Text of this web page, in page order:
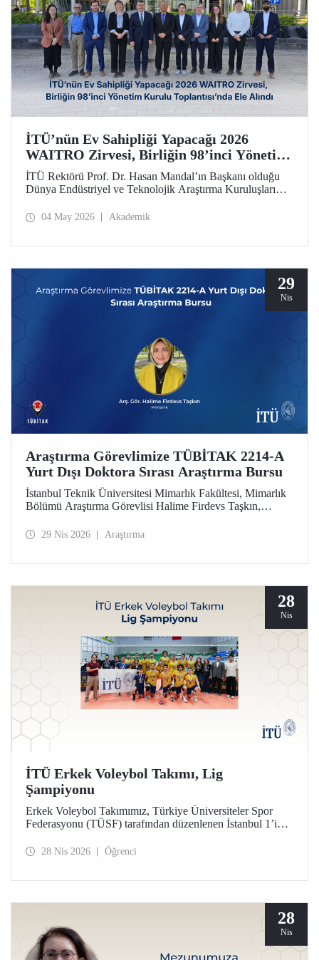
İTÜ’nün Ev Sahipliği Yapacağı 2026
WAITRO Zirvesi, Birliğin 98’inci Yönetim
Kurulu Toplantısı’nda Ele Alındı
İTÜ Rektörü Prof. Dr. Hasan Mandal’ın Başkanı olduğu
Dünya Endüstriyel ve Teknolojik Araştırma Kuruluşları
yapıldı. Köln’deki toplantının gündem başlıkları arasında
04 May 2026 Akademik
29
Nis
Araştırma Görevlimize TÜBİTAK 2214-A
Yurt Dışı Doktora Sırası Araştırma Bursu
İstanbul Teknik Üniversitesi Mimarlık Fakültesi, Mimarlık
Bölümü Araştırma Görevlisi Halime Firdevs Taşkın,
Bursu kapsamında desteklenmeye hak kazandı.
29 Nis 2026 Araştırma
28
Nis
İTÜ Erkek Voleybol Takımı, Lig
Şampiyonu
Erkek Voleybol Takımımız, Türkiye Üniversiteler Spor
Federasyonu (TÜSF) tarafından düzenlenen İstanbul 1’inci
28 Nis 2026 Öğrenci
28
Nis